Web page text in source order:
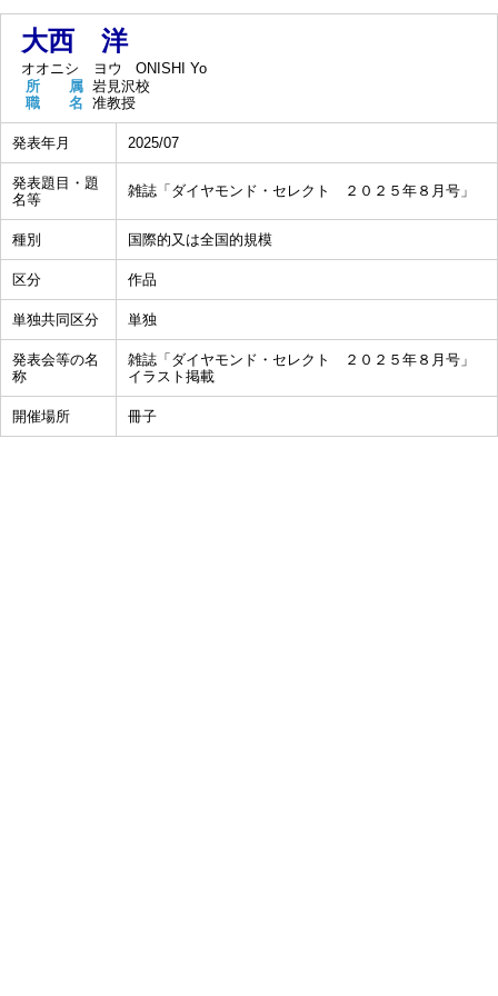
大西 洋
オオニシ ヨウ
ONISHI Yo
所 属 岩見沢校
職 名 准教授
発表年月 2025/07
発表題目・題
名等
雑誌「ダイヤモンド・セレクト ２０２５年８月号」
種別 国際的又は全国的規模
区分 作品
単独共同区分 単独
発表会等の名
称
雑誌「ダイヤモンド・セレクト ２０２５年８月号」
イラスト掲載
開催場所 冊子